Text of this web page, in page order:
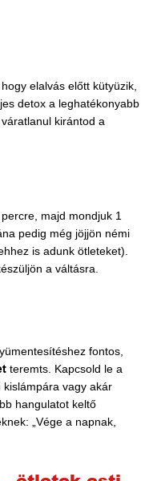
elalvás előtt kütyüzik,
detox a leghatékonyabb
kirántod a
majd mondjuk 1
pedig még jöjjön némi
is adunk ötleteket).
a váltásra.
fontos,
teremts. Kapcsold le a
vagy akár
hangulatot keltő
„Vége a napnak,